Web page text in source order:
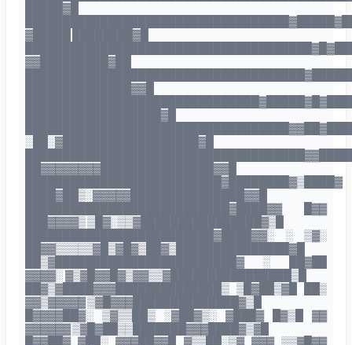
█████▓█
▓█████ ████████▓█
▓▓█████████▓██
██████████████▓▓█
██████████████████▓█
░██░▓██████████████████▓█
██▓▓▓▓▓▓▓▓███████████████▓▓█
██████████████████████████▓████████▓▒████▓
████▓██▒░▓▓▓▓▓███████████████▓▓█
███████████████████████████▓████▓▓ █▓▓
███▓▓▓▓▒ ▒█▓░▒▒▓████████████████▓▒█
█████████████████████████▓████▓▓░ ░ ▒▓░
██▓▓▒▒▒▒▒▓█▒▓█▓▒██▓▒███████████████▓█
██▒▓████████████████████████▓ ░ ██▓██
▓▓▓▓░ ▓▒▓█▓▓█▓▒▓▓▒▒▓████████████████▒█
██▓▒▓████▓▓▓██████████████▒ ▒█▓██▒▓█ ██▒
▓▓▒▓▓▓▓▓ ▒▓█▓▓▓██████████████▓▒█
█▓▓▓▓██▓░ ▒▓▒▒██▒ ░▓██▓▒░ ▓███▓ █▓▒█ ▓▓
▓▓▓▓▓▓ ▒▓█▓██▒▒███████▓▓▓████▓▒▓█
█▓▓██▓ ▓██░ ▓▓▓██▓▓█ ▓▒▒██░▒▓ ▓▓▓ ▒▒▓█▓▓